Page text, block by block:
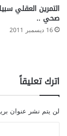
التمرين العقلي
صحي ..
16 ديسمبر 2011
اترك تعليقاً
لن يتم نشر عنوان